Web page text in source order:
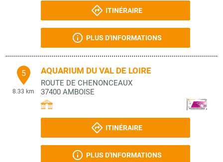
ITINÉRAIRE
PLUS D'INFORMATIONS
5
8.33 km
AQUARIUM DU VAL DE LOIRE
ROUTE DE CHENONCEAUX
37400 AMBOISE
ITINÉRAIRE
PLUS D'INFORMATIONS